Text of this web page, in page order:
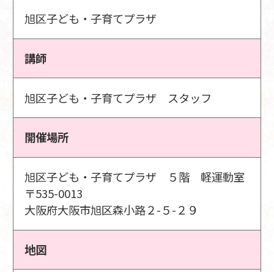
旭区子ども・子育てプラザ
講師
旭区子ども・子育てプラザ スタッフ
開催場所
旭区子ども・子育てプラザ ５階 軽運動室
〒535-0013
大阪府大阪市旭区森小路２-５-２９
地図